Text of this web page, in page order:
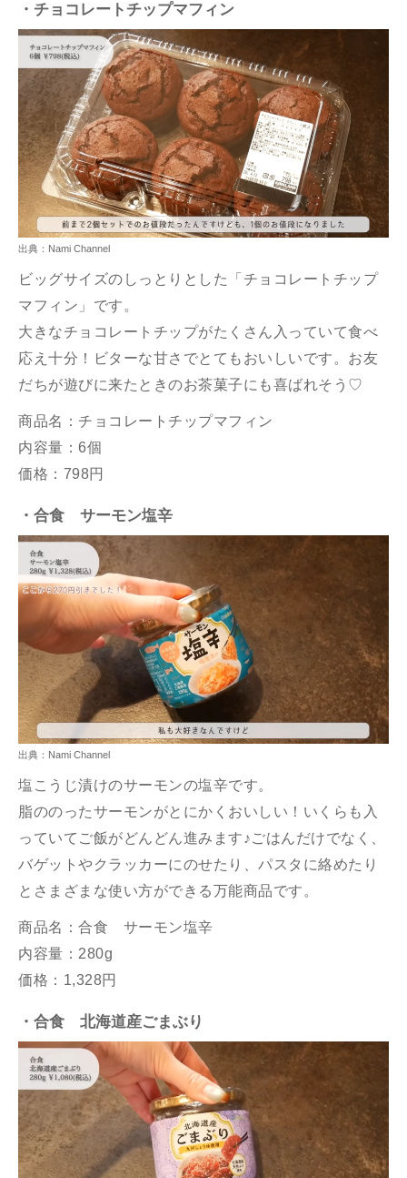
・チョコレートチップマフィン
出典：Nami Channel
ビッグサイズのしっとりとした「チョコレートチップ
マフィン」です。
大きなチョコレートチップがたくさん入っていて食べ
応え十分！ビターな甘さでとてもおいしいです。 お友
だちが遊びに来たときのお茶菓子にも喜ばれそう♡
商品名：チョコレートチップマフィン
内容量：6個
価格： 798円
・合食 サーモン塩辛
出典：Nami Channel
塩こうじ漬けのサーモンの塩辛です。
脂ののったサーモンがとにかくおいしい！いくらも入
っていてご飯がどんどん進みます♪ごはんだけでなく、
バゲットやクラッカーにのせたり、パスタに絡めたり
とさまざまな使い方ができる万能商品です。
商品名：合食 サーモン塩辛
内容量：280g
価格：1,328円
・合食 北海道産ごまぶり